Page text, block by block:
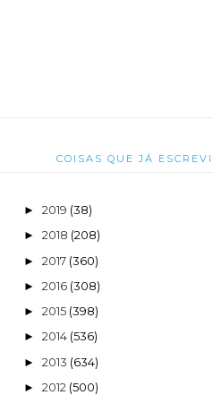
COISAS QUE JÁ ESCREVI
► 2019 (38)
► 2018 (208)
► 2017 (360)
► 2016 (308)
► 2015 (398)
► 2014 (536)
► 2013 (634)
► 2012 (500)